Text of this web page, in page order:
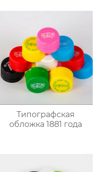
Типографская
обложка 1881 года